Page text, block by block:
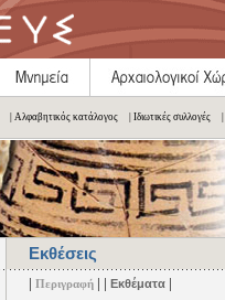
| Αλφαβητικός κατάλογος | Ιδιωτικές συλλογές
Εκθέσεις
| Περιγραφή | | Εκθέματα |